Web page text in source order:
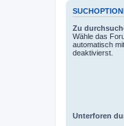
Zu
Wähle das
automatisch
deaktivierst.
Unterforen